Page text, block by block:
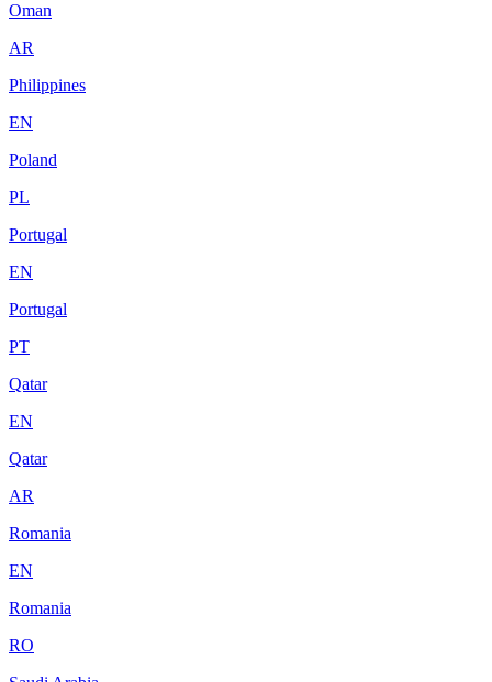
Oman
AR
Philippines
EN
Poland
PL
Portugal
EN
Portugal
PT
Qatar
EN
Qatar
AR
Romania
EN
Romania
RO